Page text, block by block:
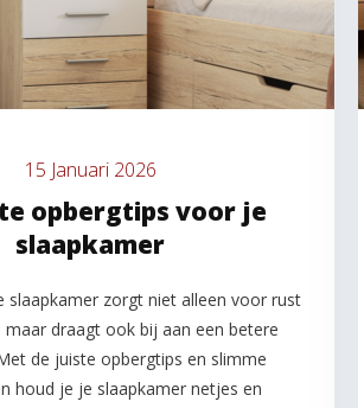
15 Januari 2026
opbergtips voor je
slaapkamer
slaapkamer zorgt niet alleen voor rust
maar draagt ook bij aan een betere
de juiste opbergtips en slimme
houd je je slaapkamer netjes en